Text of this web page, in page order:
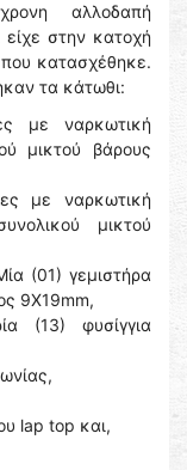
αλλοδαπή
στην κατοχή
κατασχέθηκε.
τα κάτωθι:
με ναρκωτική
μικτού βάρους
με ναρκωτική
μικτού
(01) γεμιστήρα
9Χ19mm,
(13) φυσίγγια
lap top και,